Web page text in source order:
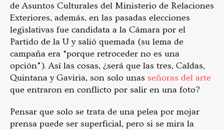
de Asuntos Culturales del Ministerio de Relaciones
Exteriores, además, en las pasadas elecciones
legislativas fue candidata a la Cámara por el
Partido de la U y salió quemada (su lema de
campaña era “porque retroceder no es una
opción”). Así las cosas, ¿será que las tres, Caldas,
Quintana y Gaviria, son solo unas señoras del arte
que entraron en conflicto por salir en una foto?
Pensar que solo se trata de una pelea por mojar
prensa puede ser superficial, pero si se mira la